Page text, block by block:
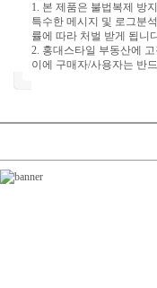
1. 본 제품은 불법복제 방
특수한 메시지 및 로그분
률에 따라 처벌 받게 됩니
2. 홍대스타일 부동산에
이에 구매자/사용자는 반